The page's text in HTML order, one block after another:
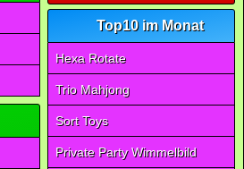
Top10 im Monat
Hexa Rotate
Trio Mahjong
Sort Toys
Private Party Wimmelbild